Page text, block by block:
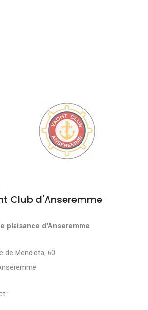
Club d'Anseremme
plaisance d'Anseremme
de Mendieta, 60
: